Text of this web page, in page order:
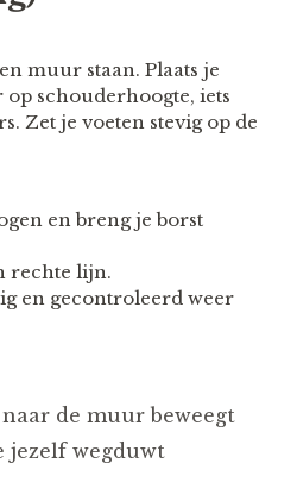
muur staan. Plaats je
schouderhoogte, iets
Zet je voeten stevig op de
en breng je borst
rechte lijn.
en gecontroleerd weer
de muur beweegt
jezelf wegduwt